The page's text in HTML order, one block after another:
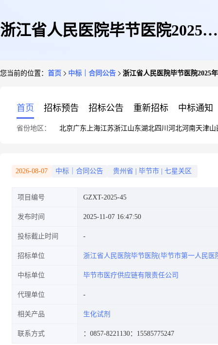
浙江省人民医院毕节医院2025年
您当前的位置： 首页 中标｜合同公告 浙江省人民医院毕节医院2025
首页 招标预告 招标公告 重新招标 中标通知
省份地区： 北京广东 上海江苏浙江山东湖北四川 河北河南天津山
2026-08-07 中标｜合同公告 贵州省 毕节市 七星关区
项目编号 GZXT-2025-45
发布时间 2025-11-07 16:47:50
投标截止时间
招标单位 浙江省人民医院毕节医院(毕节市第一人民医
中标单位 毕节市医疗供应链有限责任公司
代理单位
相关产品 生化试剂
联系方式 ：0857-8221130：15585775247